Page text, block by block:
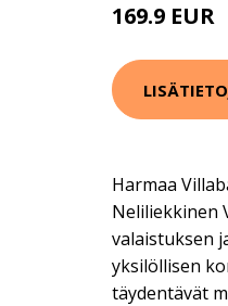
169.9 EUR
Harmaa
Neliliekkinen
valaistuksen
yksilöllisen
täydentävät